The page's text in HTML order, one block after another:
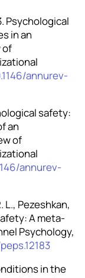
Psychological
in an
of
annurev-
safety:
an
of
annurev-
L., Pezeshkan,
A meta-
Psychology,
in the